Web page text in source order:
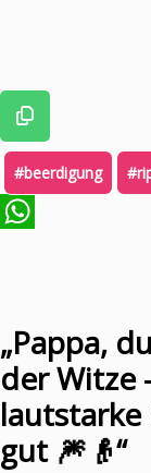
#beerdigung
„Pappa,
der Witze
lautstarke
gut 🎆👴“